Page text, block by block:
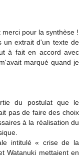
pour la synthèse !
un extrait d'un texte de
à fait en accord avec
marqué quand je
du postulat que le
pas de faire des choix
à la réalisation du
intitulé « crise de la
Watanuki mettaient en